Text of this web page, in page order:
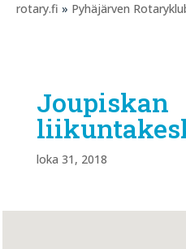
rotary.fi » Pyhäjärven
Joupiskan
loka 31, 2018